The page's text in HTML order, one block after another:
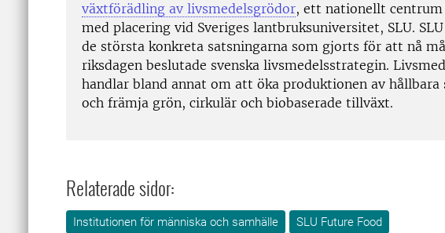
växtförädling av livsmedelsgrödor, ett nationellt centrum
med placering vid Sveriges lantbruksuniversitet, SLU.
de största konkreta satsningarna som gjorts för att nå
riksdagen beslutade svenska livsmedelsstrategin.
handlar bland annat om att öka produktionen av hållbara
och främja grön, cirkulär och biobaserade tillväxt.
Relaterade sidor:
Institutionen för människa och samhälle
SLU Future Food